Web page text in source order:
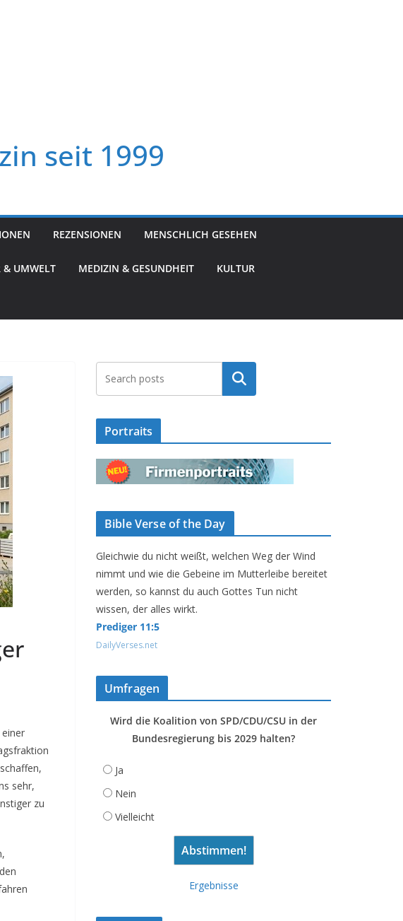
seit 1999
REZENSIONEN MENSCHLICH GESEHEN
& UMWELT MEDIZIN & GESUNDHEIT KULTUR
sehr,
zu
Suchen
Portraits
Bible Verse of the Day
Gleichwie du nicht weißt, welchen Weg der Wind
nimmt und wie die Gebeine im Mutterleibe bereitet
werden, so kannst du auch Gottes Tun nicht
wissen, der alles wirkt.
Prediger 11:5
DailyVerses.net
Umfragen
Wird die Koalition von SPD/CDU/CSU in der
Bundesregierung bis 2029 halten?
Ja
Nein
Vielleicht
Ergebnisse